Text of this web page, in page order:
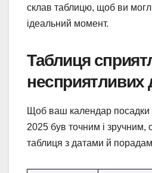
склав таблицю, щоб ви
ідеальний момент.
Таблиця
несприятливих
Щоб ваш календар посадки
2025 був точним і зручним,
таблиця з датами й